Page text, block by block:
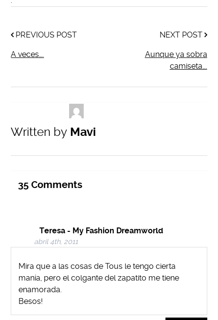
PREVIOUS POST
A veces….
NEXT POST
Aunque ya sobra
camiseta….
Written by Mavi
35 Comments
Teresa - My Fashion Dreamworld
abril 4th, 2011
Mira que a las cosas de Tous le tengo cierta
manía, pero el colgante del zapatito me tiene
enamorada.
Besos!